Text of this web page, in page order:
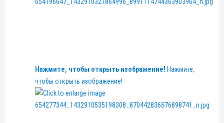
Нажмите, чтобы открыть изображение! Нажмите,
чтобы открыть изображение!